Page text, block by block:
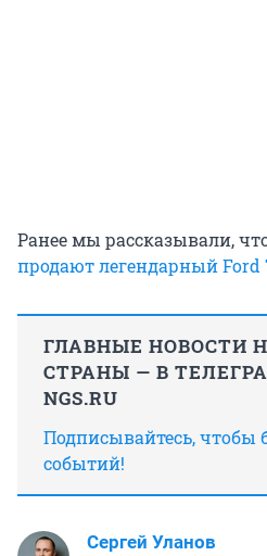
Ранее мы рассказывали,
продают легендарный Ford
ГЛАВНЫЕ НОВОСТИ
СТРАНЫ — В
NGS.RU
Подписывайтесь, чтобы
событий!
Сергей Уланов